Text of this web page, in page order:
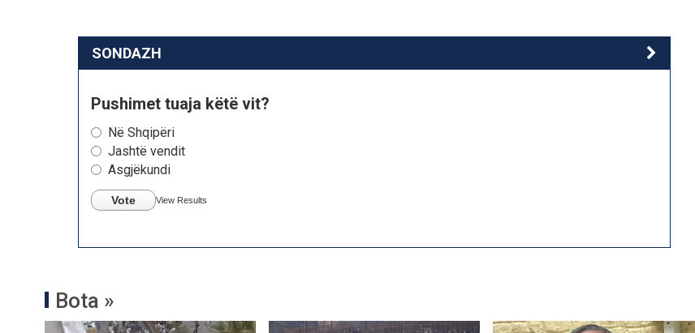
SONDAZH
Pushimet tuaja këtë vit?
Në Shqipëri
Jashtë vendit
Asgjëkundi
Vote View Results
Bota »